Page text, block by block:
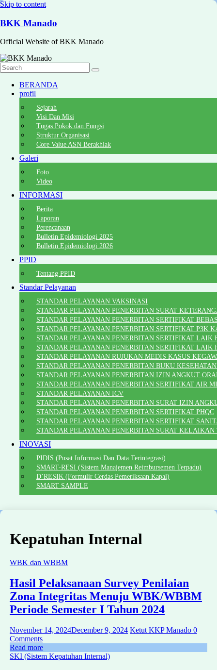
Skip to content
BKK Manado
Official Website of BKK Manado
BERANDA
profil
Sejarah
Visi Dan Misi
Tugas Pokok dan Fungsi
Struktur Organisasi
Core Value ASN Berakhlak
Galeri
Foto
Video
INFORMASI
Berita
Laporan
Perencanaan
Bulletin Epidemiologi 2025
Bulletin Epidemiologi 2026
PPID
Tentang PPID
Standar Pelayanan
STANDAR PELAYANAN VAKSINASI
STANDAR PELAYANAN PENERBITAN SURAT
STANDAR PELAYANAN PENERBITAN SERTIFIKAT
STANDAR PELAYANAN PENERBITAN SERTIFIKAT P3K
STANDAR PELAYANAN PENERBITAN SERTIFIKAT LAIK
STANDAR PELAYANAN PENERBITAN SERTIFIKAT
STANDAR PELAYANAN RUJUKAN MEDIS KASUS
STANDAR PELAYANAN PENERBITAN BUKU
STANDAR PELAYANAN PENERBITAN IZIN ANGKUT
STANDAR PELAYANAN PENERBITAN SERTIFIKAT AIR
STANDAR PELAYANAN ICV
STANDAR PELAYANAN PENERBITAN SURAT IZIN
STANDAR PELAYANAN PENERBITAN SERTIFIKAT PHQC
STANDAR PELAYANAN PENERBITAN SERTIFIKAT
STANDAR PELAYANAN PENERBITAN SURAT KELAIKAN
INOVASI
PIDIS (Pusat Informasi Dan Data Terintegrasi)
SMART-RESI (Sistem Manajemen Reimbursemen Terpadu)
D’RESIK (Formulir Cerdas Pemeriksaan Kapal)
SMART SAMPLE
Kepatuhan Internal
WBK dan WBBM
Hasil Pelaksanaan Survey Penilaian
Zona Integritas Menuju WBK/WBBM
Periode Semester I Tahun 2024
November 14, 2024December 9, 2024 Ketut KKP Manado 0
Comments
Read more
SKI (Sistem Kepatuhan Internal)